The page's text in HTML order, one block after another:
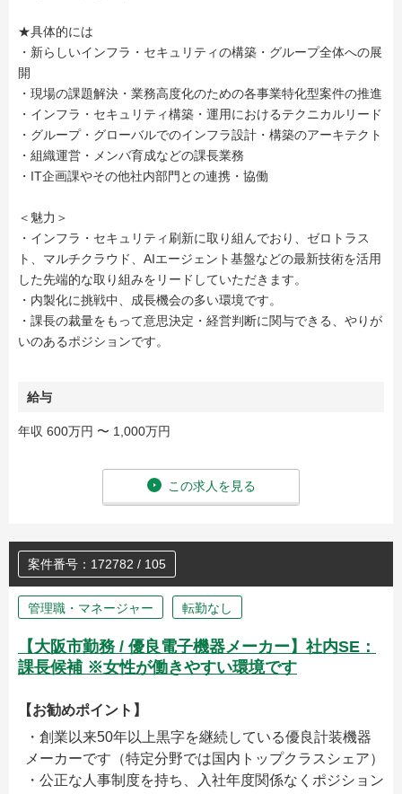
★具体的には
・新らしいインフラ・セキュリティの構築・グループ全体への展
開
・現場の課題解決・業務高度化のための各事業特化型案件の推進
・インフラ・セキュリティ構築・運用におけるテクニカルリード
・グループ・グローバルでのインフラ設計・構築のアーキテクト
・組織運営・メンバ育成などの課長業務
・IT企画課やその他社内部門との連携・協働
＜魅力＞
・インフラ・セキュリティ刷新に取り組んでおり、ゼロトラス
ト、マルチクラウド、AIエージェント基盤などの最新技術を活用
した先端的な取り組みをリードしていただきます。
・内製化に挑戦中、成長機会の多い環境です。
・課長の裁量をもって意思決定・経営判断に関与できる、やりが
いのあるポジションです。
給与
年収 600万円 〜 1,000万円
この求人を見る
案件番号：172782 / 105
管理職・マネージャー 転勤なし
【大阪市勤務 / 優良電子機器メーカー】社内SE：
課長候補 ※女性が働きやすい環境です
【お勧めポイント】
・創業以来50年以上黒字を継続している優良計装機器
メーカーです（特定分野では国内トップクラスシェア）
・公正な人事制度を持ち、入社年度関係なくポジション